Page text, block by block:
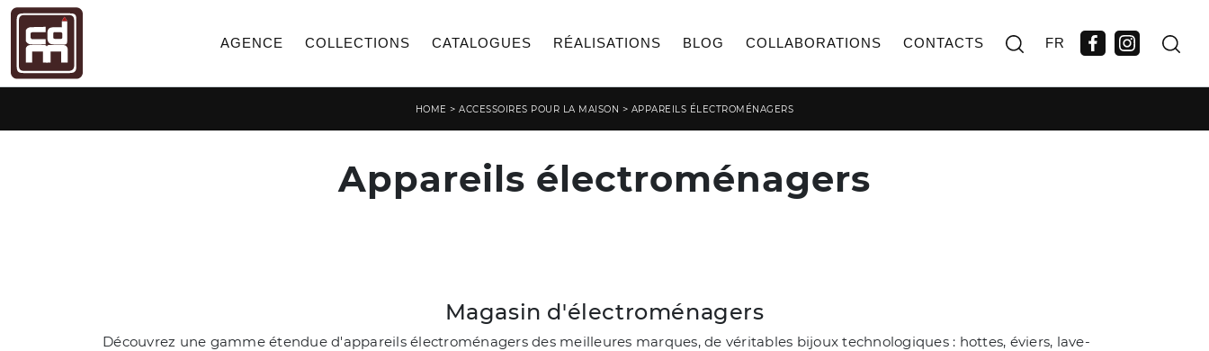
AGENCE COLLECTIONS CATALOGUES RÉALISATIONS BLOG COLLABORATIONS CONTACTS FR
HOME >ACCESSOIRES POUR LA MAISON > APPAREILS ÉLECTROMÉNAGERS
Appareils électroménagers
Magasin d'électroménagers
Découvrez une gamme étendue d'appareils électroménagers des meilleures marques, de véritables bijoux technologiques : hottes, éviers, lave-